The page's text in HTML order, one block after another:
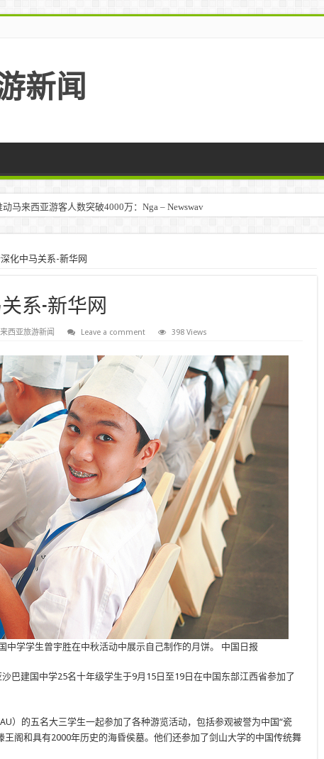
新闻
马来西亚游客人数突破4000万：Nga – Newswav
化中马关系-新华网
系-新华网
西亚旅游新闻 Leave a comment 398 Views
中学学生曾宇胜在中秋活动中展示自己制作的月饼。 中国日报
巴建国中学25名十年级学生于9月15日至19日在中国东部江西省参加了
）的五名大三学生一起参加了各种游览活动，包括参观被誉为中国“瓷
王阁和具有2000年历史的海昏侯墓。他们还参加了剑山大学的中国传统舞